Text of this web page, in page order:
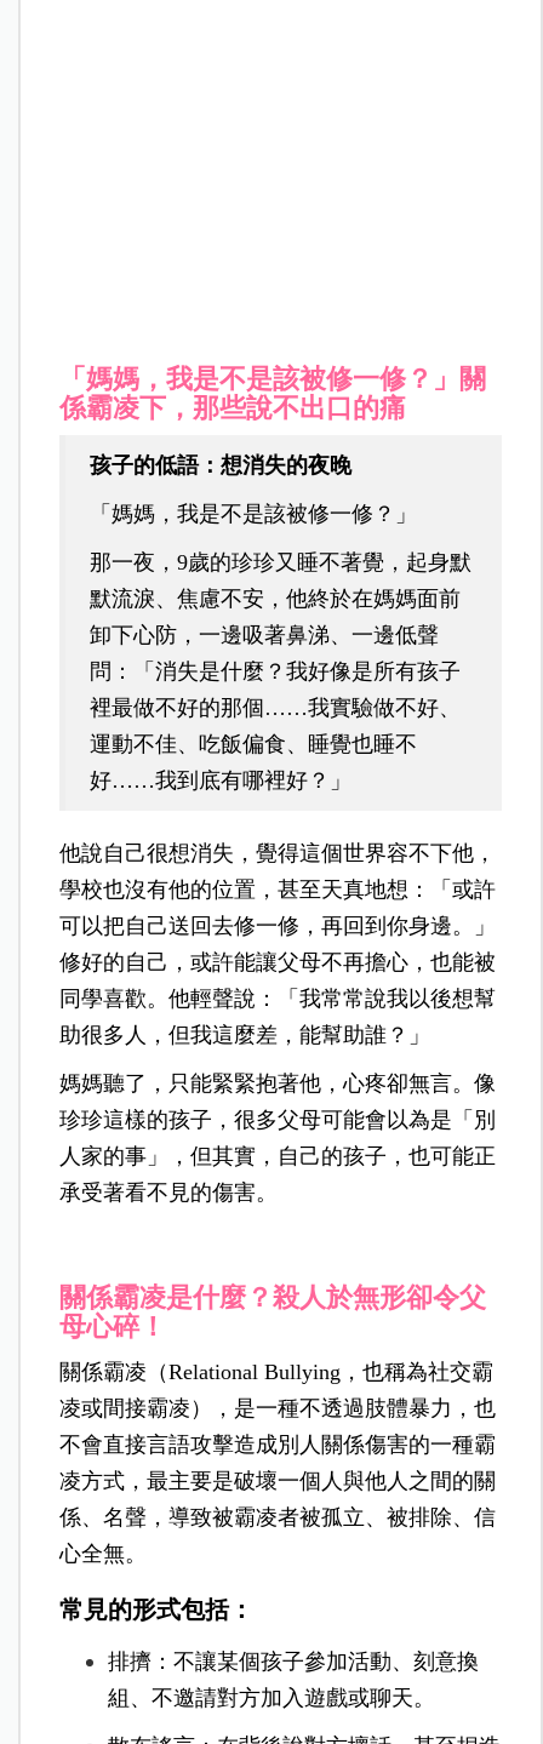
「媽媽，我是不是該被修一修？」關
係霸凌下，那些說不出口的痛
孩子的低語：想消失的夜晚
「媽媽，我是不是該被修一修？」
那一夜，9歲的珍珍又睡不著覺，起身默
默流淚、焦慮不安，他終於在媽媽面前
卸下心防，一邊吸著鼻涕、一邊低聲
問：「消失是什麼？我好像是所有孩子
裡最做不好的那個……我實驗做不好、
運動不佳、吃飯偏食、睡覺也睡不
好……我到底有哪裡好？」
他說自己很想消失，覺得這個世界容不下他，
學校也沒有他的位置，甚至天真地想：「或許
可以把自己送回去修一修，再回到你身邊。」
修好的自己，或許能讓父母不再擔心，也能被
同學喜歡。他輕聲說：「我常常說我以後想幫
助很多人，但我這麼差，能幫助誰？」
媽媽聽了，只能緊緊抱著他，心疼卻無言。像
珍珍這樣的孩子，很多父母可能會以為是「別
人家的事」，但其實，自己的孩子，也可能正
承受著看不見的傷害。
關係霸凌是什麼？殺人於無形卻令父
母心碎！
關係霸凌（Relational Bullying，也稱為社交霸
凌或間接霸凌），是一種不透過肢體暴力，也
不會直接言語攻擊造成別人關係傷害的一種霸
凌方式，最主要是破壞一個人與他人之間的關
係、名聲，導致被霸凌者被孤立、被排除、信
心全無。
常見的形式包括：
排擠：不讓某個孩子參加活動、刻意換
組、不邀請對方加入遊戲或聊天。